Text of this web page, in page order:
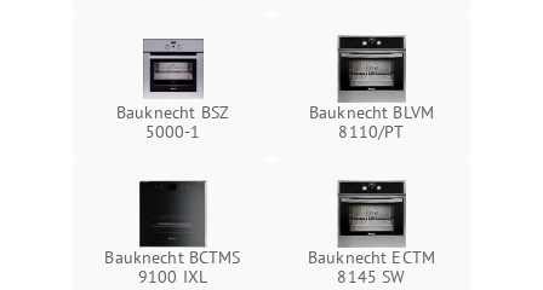
Bauknecht BSZ
5000-1
Bauknecht BLVM
8110/PT
Bauknecht BCTMS
9100 IXL
Bauknecht ECTM
8145 SW